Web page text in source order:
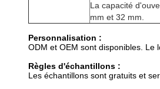
La capacité
mm et 32 mm.
Personnalisation :
ODM et OEM sont disponibles. Le
Règles d'échantillons :
Les échantillons sont gratuits et